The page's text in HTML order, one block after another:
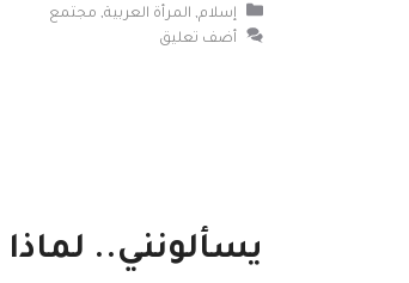
التصنيفات
إسلام, المرأة العربية, مجتمع
أضف تعليق
يسألونني.. لماذا